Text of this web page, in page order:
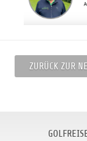
ZURÜCK ZUR